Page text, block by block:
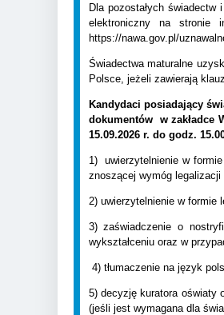
Dla pozostałych
elektroniczny na stronie
https://nawa.gov.pl/
Świadectwa maturalne
Polsce, jeżeli zawierają
Kandydaci posiadający
dokumentów w zakładce
15.09.2026 r. do godz.
1) uwierzytelnienie w
znoszącej wymóg
2) uwierzytelnienie w formie
3) zaświadczenie o
wykształceniu oraz w
4) tłumaczenie na język
5) decyzję kuratora oświaty
(jeśli jest wymagana dla